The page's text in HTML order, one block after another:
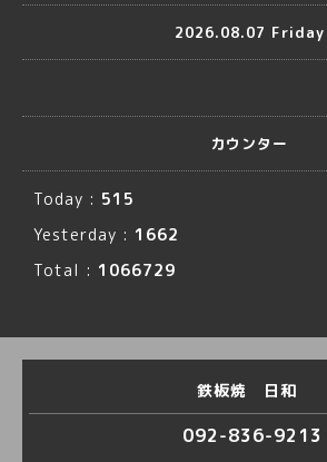
2026.08.07 Friday
カウンター
Today : 515
Yesterday : 1662
Total : 1066729
鉄板焼 日和
092-836-9213